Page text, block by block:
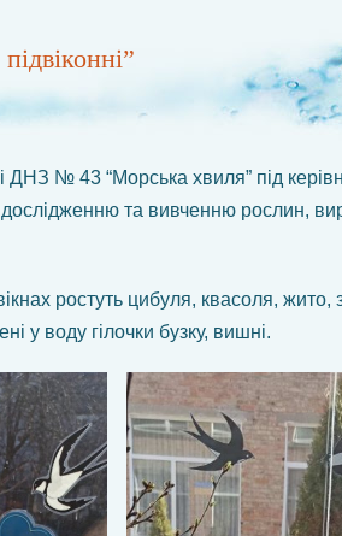
ДНЗ № 43 “Морська хвиля” під
дослідженню та вивченню рослин,
ростуть цибуля, квасоля, жито,
у воду гілочки бузку, вишні.